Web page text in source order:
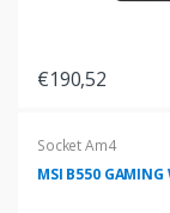
€190,52
Socket Am4
MSI B550